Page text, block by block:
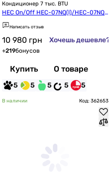
Кондиционер 7 тыс. BTU
HEC On/Off HEC-07NQ(I)/HEC-07NQ
(O)
Написать отзыв
10 980 грн Хочешь дешевле?
+219бонусов
Купить О товаре
5 5 5 5 5
В наличии Код: 362653